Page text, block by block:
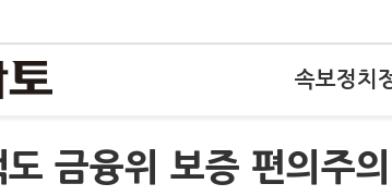
속보정치
도 금융위 보증 편의주